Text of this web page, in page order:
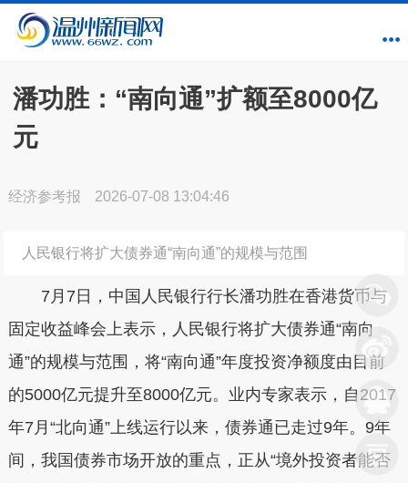
潘功胜：“南向通”扩额至8000亿
元
经济参考报 2026-07-08 13:04:46
人民银行将扩大债券通“南向通”的规模与范围
7月7日，中国人民银行行长潘功胜在香港货币与
固定收益峰会上表示，人民银行将扩大债券通“南向
通”的规模与范围，将“南向通”年度投资净额度由目前
的5000亿元提升至8000亿元。业内专家表示，自2017
年7月“北向通”上线运行以来，债券通已走过9年。9年
间，我国债券市场开放的重点，正从“境外投资者能否